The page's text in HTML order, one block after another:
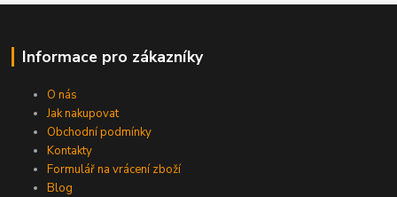
Informace pro zákazníky
O nás
Jak nakupovat
Obchodní podmínky
Kontakty
Formulář na vrácení zboží
Blog